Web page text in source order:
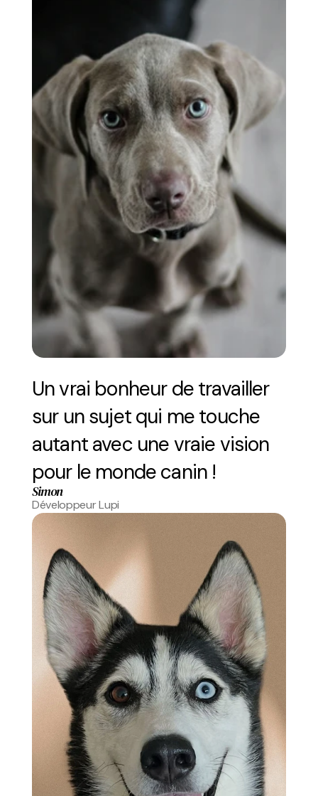
Un vrai bonheur de travailler
sur un sujet qui me touche
autant avec une vraie vision
pour le monde canin !
Simon
Développeur Lupi